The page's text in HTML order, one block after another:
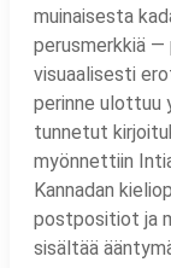
muinaisesta
perusmerkkiä
visuaalisesti
perinne ulottuu
tunnetut
myönnettiin
Kannadan
postpositiot ja
sisältää